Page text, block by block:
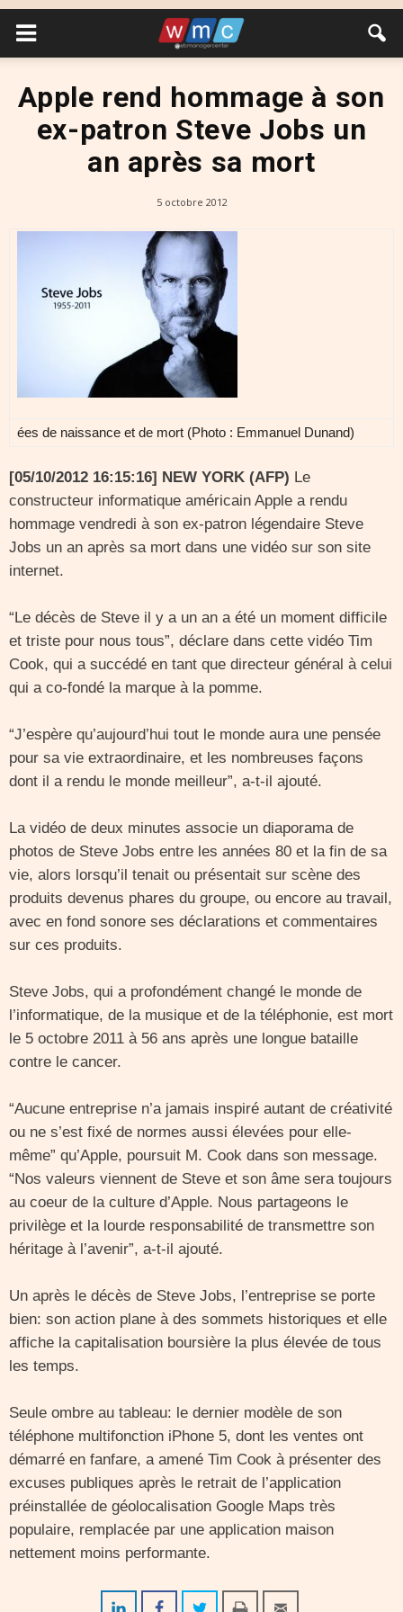
Apple rend hommage à son
ex-patron Steve Jobs un
an après sa mort
5 octobre 2012
ées de naissance et de mort (Photo : Emmanuel Dunand)
[05/10/2012 16:15:16] NEW YORK (AFP) Le
constructeur informatique américain Apple a rendu
hommage vendredi à son ex-patron légendaire Steve
Jobs un an après sa mort dans une vidéo sur son site
internet.
“Le décès de Steve il y a un an a été un moment difficile
et triste pour nous tous”, déclare dans cette vidéo Tim
Cook, qui a succédé en tant que directeur général à celui
qui a co-fondé la marque à la pomme.
“J’espère qu’aujourd’hui tout le monde aura une pensée
pour sa vie extraordinaire, et les nombreuses façons
dont il a rendu le monde meilleur”, a-t-il ajouté.
La vidéo de deux minutes associe un diaporama de
photos de Steve Jobs entre les années 80 et la fin de sa
vie, alors lorsqu’il tenait ou présentait sur scène des
produits devenus phares du groupe, ou encore au travail,
avec en fond sonore ses déclarations et commentaires
sur ces produits.
Steve Jobs, qui a profondément changé le monde de
l’informatique, de la musique et de la téléphonie, est mort
le 5 octobre 2011 à 56 ans après une longue bataille
contre le cancer.
“Aucune entreprise n’a jamais inspiré autant de créativité
ou ne s’est fixé de normes aussi élevées pour elle-
même” qu’Apple, poursuit M. Cook dans son message.
“Nos valeurs viennent de Steve et son âme sera toujours
au coeur de la culture d’Apple. Nous partageons le
privilège et la lourde responsabilité de transmettre son
héritage à l’avenir”, a-t-il ajouté.
Un après le décès de Steve Jobs, l’entreprise se porte
bien: son action plane à des sommets historiques et elle
affiche la capitalisation boursière la plus élevée de tous
les temps.
Seule ombre au tableau: le dernier modèle de son
téléphone multifonction iPhone 5, dont les ventes ont
démarré en fanfare, a amené Tim Cook à présenter des
excuses publiques après le retrait de l’application
préinstallée de géolocalisation Google Maps très
populaire, remplacée par une application maison
nettement moins performante.